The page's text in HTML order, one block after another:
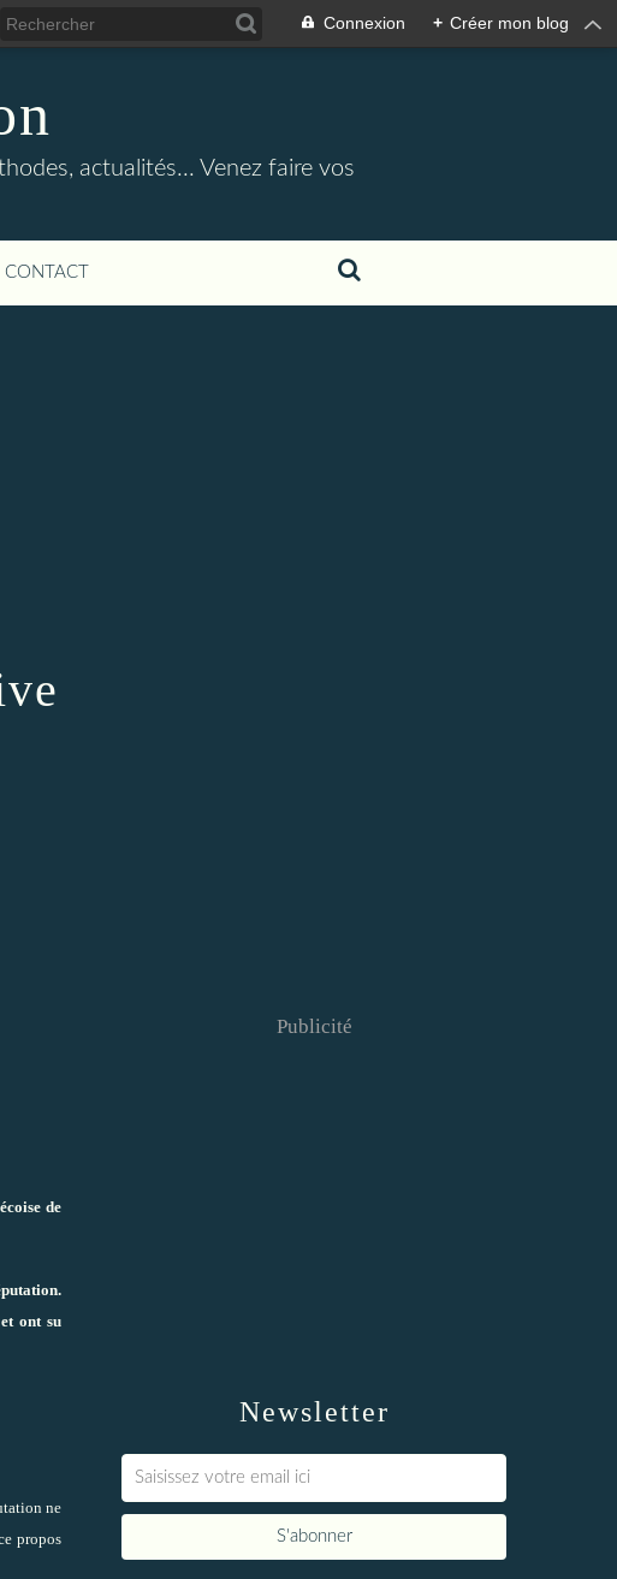
Connexion + Créer mon blog
actualités... Venez faire vos
CONTACT
de
ont su
ne
propos
Newsletter
Publicité